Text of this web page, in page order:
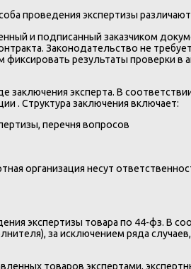
проведения экспертизы
и подписанный заказчиком
Законодательство не
результаты проверки в
эксперта. В
. Структура заключения включает:
перечня вопросов
организация несут
экспертизы товара по 44-фз. В
за исключением ряда
товаров экспертами,